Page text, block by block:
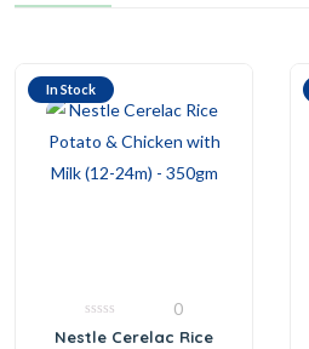
In Stock
0
out
0
Nestle Cerelac Rice